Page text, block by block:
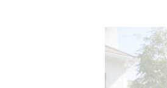
ブランドから探す
特集から探す